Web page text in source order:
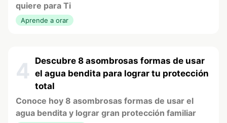
quiere para Ti
Aprende a orar
4
Descubre 8 asombrosas formas de usar
el agua bendita para lograr tu protección
total
Conoce hoy 8 asombrosas formas de usar el
agua bendita y lograr gran protección familiar